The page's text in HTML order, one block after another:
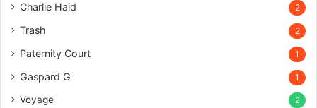
Charlie Haid 2
Trash 2
Paternity Court 1
Gaspard G 1
Voyage 2